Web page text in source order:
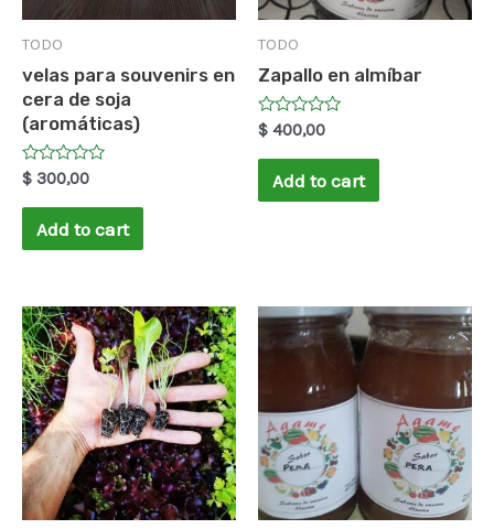
TODO
velas para souvenirs en
cera de soja
(aromáticas)
Rated
0
out
$ 300,00
Add to cart
TODO
Zapallo en almíbar
Rated
0
out
$ 400,00
Add to cart